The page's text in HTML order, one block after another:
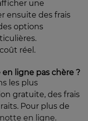
une
ensuite des frais
options
réel.
ligne pas chère ?
les plus
gratuite, des frais
Pour plus de
en ligne.